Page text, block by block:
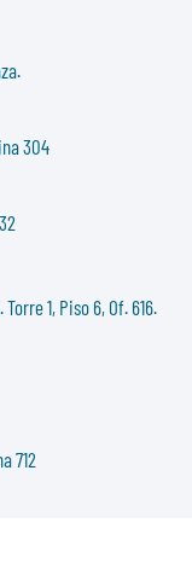
304
1, Piso 6, Of. 616.
712